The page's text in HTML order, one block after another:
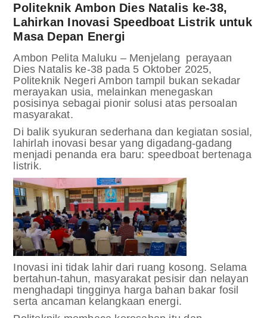
Politeknik Ambon Dies Natalis ke-38,
Lahirkan Inovasi Speedboat Listrik untuk
Masa Depan Energi
Ambon Pelita Maluku – Menjelang perayaan
Dies Natalis ke-38 pada 5 Oktober 2025,
Politeknik Negeri Ambon tampil bukan sekadar
merayakan usia, melainkan menegaskan
posisinya sebagai pionir solusi atas persoalan
masyarakat.
Di balik syukuran sederhana dan kegiatan sosial,
lahirlah inovasi besar yang digadang-gadang
menjadi penanda era baru: speedboat bertenaga
listrik.
Inovasi ini tidak lahir dari ruang kosong. Selama
bertahun-tahun, masyarakat pesisir dan nelayan
menghadapi tingginya harga bahan bakar fosil
serta ancaman kelangkaan energi.